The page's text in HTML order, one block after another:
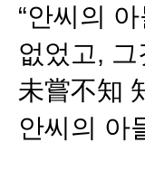
“안씨의
없었고,
未嘗不知
안씨의 아